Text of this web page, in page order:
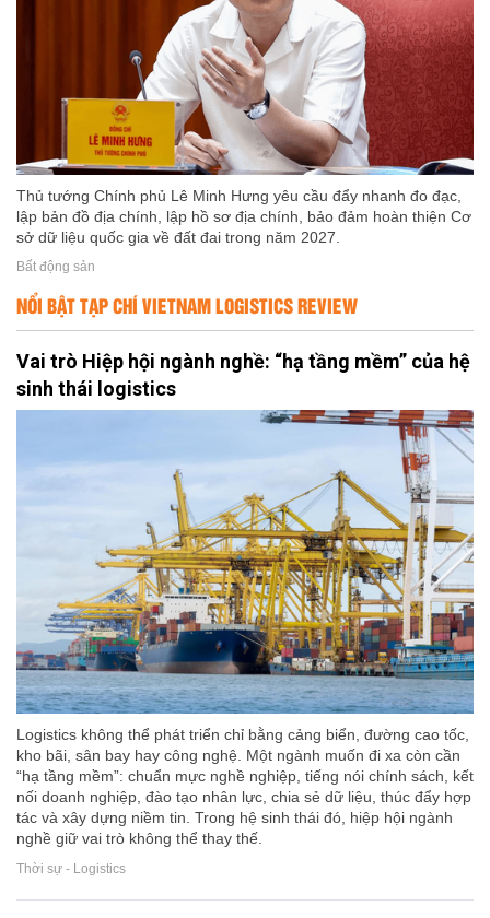
Thủ tướng Chính phủ Lê Minh Hưng yêu cầu đẩy nhanh đo đạc,
lập bản đồ địa chính, lập hồ sơ địa chính, bảo đảm hoàn thiện Cơ
sở dữ liệu quốc gia về đất đai trong năm 2027.
Bất động sản
NỔI BẬT TẠP CHÍ VIETNAM LOGISTICS REVIEW
Vai trò Hiệp hội ngành nghề: “hạ tầng mềm” của hệ
sinh thái logistics
Logistics không thể phát triển chỉ bằng cảng biển, đường cao tốc,
kho bãi, sân bay hay công nghệ. Một ngành muốn đi xa còn cần
“hạ tầng mềm”: chuẩn mực nghề nghiệp, tiếng nói chính sách, kết
nối doanh nghiệp, đào tạo nhân lực, chia sẻ dữ liệu, thúc đẩy hợp
tác và xây dựng niềm tin. Trong hệ sinh thái đó, hiệp hội ngành
nghề giữ vai trò không thể thay thế.
Thời sự - Logistics